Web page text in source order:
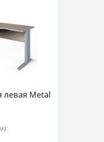
левая Metal